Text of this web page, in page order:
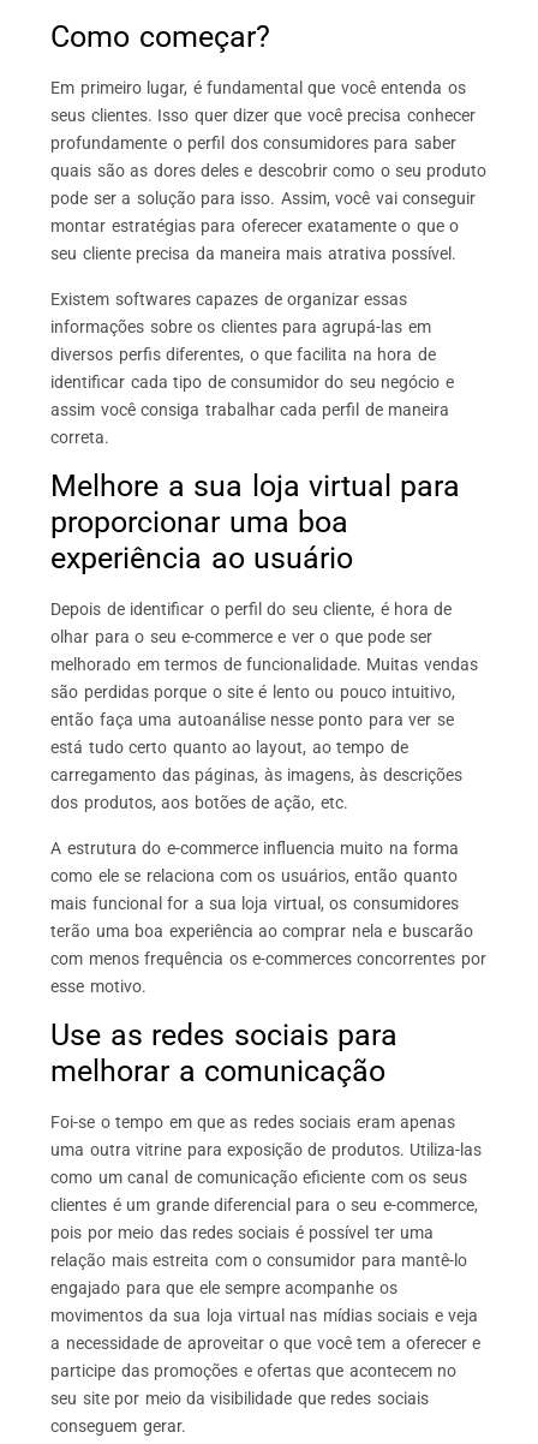
Como começar?
Em primeiro lugar, é fundamental que você entenda os
seus clientes. Isso quer dizer que você precisa conhecer
profundamente o perfil dos consumidores para saber
quais são as dores deles e descobrir como o seu produto
pode ser a solução para isso. Assim, você vai conseguir
montar estratégias para oferecer exatamente o que o
seu cliente precisa da maneira mais atrativa possível.
Existem softwares capazes de organizar essas
informações sobre os clientes para agrupá-las em
diversos perfis diferentes, o que facilita na hora de
identificar cada tipo de consumidor do seu negócio e
assim você consiga trabalhar cada perfil de maneira
correta.
Melhore a sua loja virtual para
proporcionar uma boa
experiência ao usuário
Depois de identificar o perfil do seu cliente, é hora de
olhar para o seu e-commerce e ver o que pode ser
melhorado em termos de funcionalidade. Muitas vendas
são perdidas porque o site é lento ou pouco intuitivo,
então faça uma autoanálise nesse ponto para ver se
está tudo certo quanto ao layout, ao tempo de
carregamento das páginas, às imagens, às descrições
dos produtos, aos botões de ação, etc.
A estrutura do e-commerce influencia muito na forma
como ele se relaciona com os usuários, então quanto
mais funcional for a sua loja virtual, os consumidores
terão uma boa experiência ao comprar nela e buscarão
com menos frequência os e-commerces concorrentes por
esse motivo.
Use as redes sociais para
melhorar a comunicação
Foi-se o tempo em que as redes sociais eram apenas
uma outra vitrine para exposição de produtos. Utiliza-las
como um canal de comunicação eficiente com os seus
clientes é um grande diferencial para o seu e-commerce,
pois por meio das redes sociais é possível ter uma
relação mais estreita com o consumidor para mantê-lo
engajado para que ele sempre acompanhe os
movimentos da sua loja virtual nas mídias sociais e veja
a necessidade de aproveitar o que você tem a oferecer e
participe das promoções e ofertas que acontecem no
seu site por meio da visibilidade que redes sociais
conseguem gerar.